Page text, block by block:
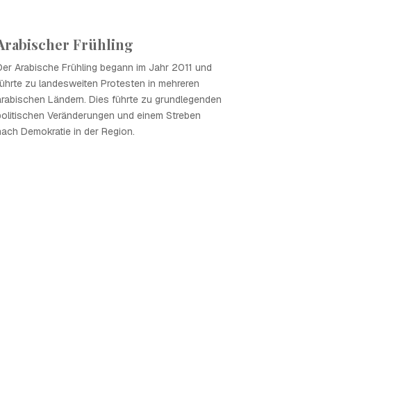
Frühling
Arabische Frühling begann im Jahr 2011 und
zu landesweiten Protesten in mehreren
Ländern. Dies führte zu grundlegenden
Veränderungen und einem Streben
Demokratie in der Region.